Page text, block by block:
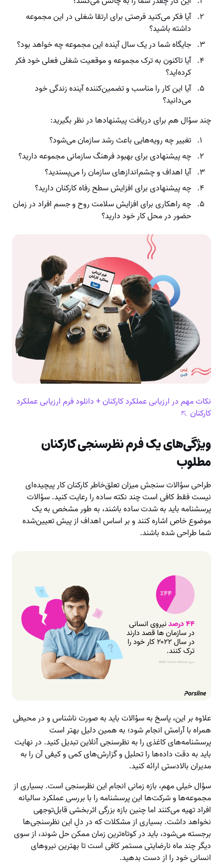
آیا فکر می‌کنید فرصتی برای ارتقا شغلی در این مجموعه
داشته باشید؟
جایگاه شما در یک سال آینده این مجموعه چه خواهد بود؟
آیا تاکنون به ترک مجموعه و موقعیت شغلی فعلی خود فکر
کرده‌اید؟
آیا این کار را مناسب و تضمین‌کننده آینده زندگی خود
می‌دانید؟
چند سؤال هم برای دریافت پیشنهادها در نظر بگیرید:
تغییر چه رویه‌هایی باعث رشد سازمان می‌شود؟
چه پیشنهادی برای بهبود فرهنگ سازمانی مجموعه دارید؟
آیا اهداف و چشم‌اندازهای سازمان را می‌پسندید؟
چه پیشنهادی برای افزایش سطح رفاه کارکنان دارید؟
چه راهکاری برای افزایش سلامت روح و جسم افراد در زمان
حضور در محل کار خود دارید؟
نکات مهم در ارزیابی عملکرد کارکنان + دانلود فرم ارزیابی عملکرد
کارکنان
ویژگی‌های یک فرم نظرسنجی کارکنان
مطلوب
طراحی سؤالات سنجش میزان تعلق‌خاطر کارکنان کار پیچیده‌ای
نیست فقط کافی است چند نکته ساده را رعایت کنید. سؤالات
پرسشنامه باید به شدت ساده باشند، به طور مشخص به یک
موضوع خاص اشاره کنند و بر اساس اهداف از پیش تعیین‌شده
شما طراحی شده باشند.
علاوه بر این، پاسخ به سؤالات باید به صورت ناشناس و در محیطی
همراه با آرامش انجام شود؛ به همین دلیل بهتر است
پرسشنامه‌های کاغذی را به نظرسنجی آنلاین تبدیل کنید. در نهایت
باید به دقت داده‌ها را تحلیل و گزارش‌های کمی و کیفی آن را به
مدیران بالادستی ارائه کنید.
سؤال خیلی مهم، بازه زمانی انجام این نظرسنجی است. بسیاری از
مجموعه‌ها و شرکت‌ها این پرسشنامه را با بررسی عملکرد سالیانه
افراد تهیه می‌کنند اما چنین بازه بزرگی اثربخشی قابل‌توجهی
نخواهد داشت. بسیاری از مشکلات که در دلِ این نظرسنجی‌ها
برجسته می‌شود، باید در کوتاه‌ترین زمان ممکن حل شوند، از سوی
دیگر چند ماه نارضایتی مستمر کافی است تا بهترین نیروهای
انسانی خود را از دست بدهید.